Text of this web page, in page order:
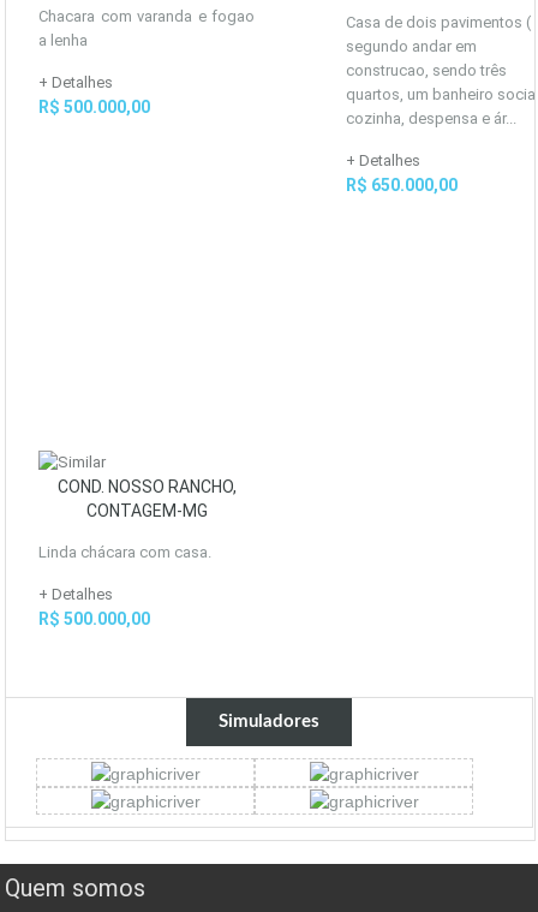
Chacara com varanda e fogao
a lenha
+ Detalhes
R$ 500.000,00
Casa de dois pavimentos (
segundo andar em
construcao, sendo três
quartos, um banheiro
cozinha, despensa e ár...
+ Detalhes
R$ 650.000,00
COND. NOSSO RANCHO,
CONTAGEM-MG
Linda chácara com casa.
+ Detalhes
R$ 500.000,00
Simuladores
Quem somos